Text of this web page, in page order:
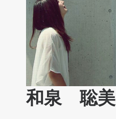
和泉 聡美